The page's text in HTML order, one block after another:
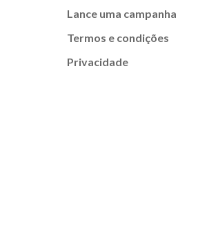
Lance uma campanha
Termos e condições
Privacidade